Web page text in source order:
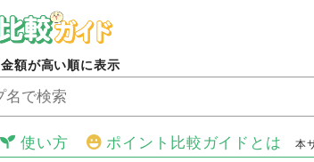
金額が高い順に表示
使い方 ポイント比較ガイドとは 本